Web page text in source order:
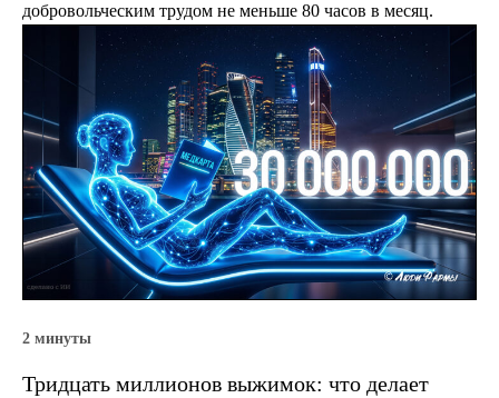
добровольческим трудом не меньше 80 часов в месяц.
2 минуты
Тридцать миллионов выжимок: что делает